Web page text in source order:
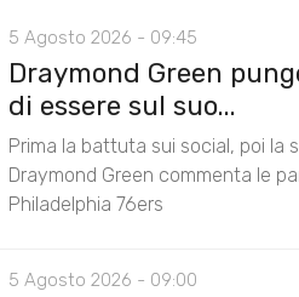
5 Agosto 2026 - 09:45
Draymond Green
di essere sul suo...
Prima la battuta sui social, poi la
Draymond Green commenta le
Philadelphia 76ers
5 Agosto 2026 - 09:00